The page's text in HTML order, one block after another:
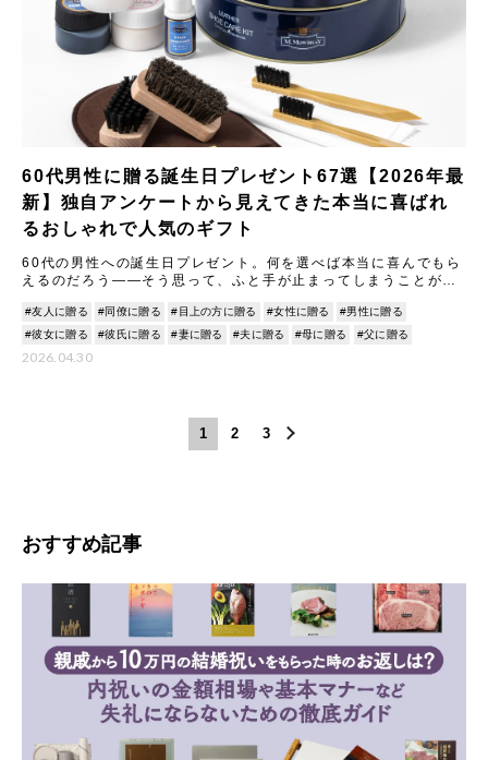
60代男性に贈る誕生日プレゼント67選【2026年最
新】独自アンケートから見えてきた本当に喜ばれ
るおしゃれで人気のギフト
60代の男性への誕生日プレゼント。何を選べば本当に喜んでもら
えるのだろう——そう思って、ふと手が止まってしまうことがあ
て
#友人に贈る #同僚に贈る #目上の方に贈る #女性に贈る
#男性に贈る
#彼女に贈る
#彼氏に贈る #妻に贈る #夫に贈る #母に贈る #父に贈る
2026.04.30
1 2 3
おすすめ記事